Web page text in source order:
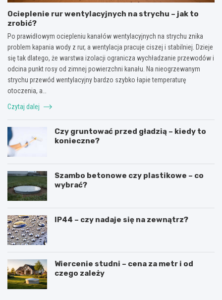
Ocieplenie rur wentylacyjnych na strychu – jak to
zrobić?
Po prawidłowym ociepleniu kanałów wentylacyjnych na strychu znika
problem kapania wody z rur, a wentylacja pracuje ciszej i stabilniej. Dzieje
się tak dlatego, że warstwa izolacji ogranicza wychładzanie przewodów i
odcina punkt rosy od zimnej powierzchni kanału. Na nieogrzewanym
strychu przewód wentylacyjny bardzo szybko łapie temperaturę
otoczenia, a…
Czytaj dalej
Czy gruntować przed gładzią – kiedy to
konieczne?
Szambo betonowe czy plastikowe – co
wybrać?
IP44 – czy nadaje się na zewnątrz?
Wiercenie studni – cena za metr i od
czego zależy
R
L